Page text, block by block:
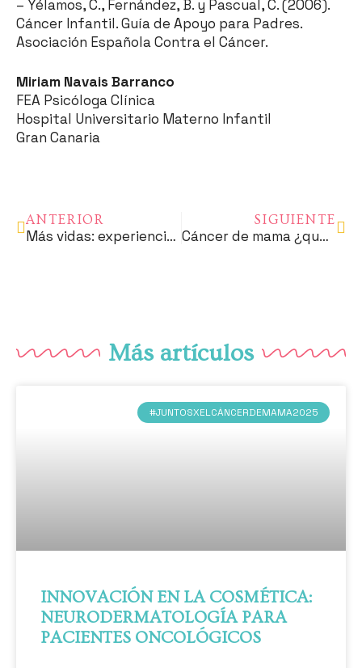
– Yélamos, C., Fernández, B. y Pascual, C. (2006).
Cáncer Infantil. Guía de Apoyo para Padres.
Asociación Española Contra el Cáncer.
Miriam Navais Barranco
FEA Psicóloga Clínica
Hospital Universitario Materno Infantil
Gran Canaria
ANTERIOR
Más vidas: experiencias de pacientes con cáncer
SIGUIENTE
Cáncer de mama ¿qué has aprendido?
Más artículos
#JUNTOSXELCÁNCERDEMAMA2025
INNOVACIÓN EN LA COSMÉTICA:
NEURODERMATOLOGÍA PARA
PACIENTES ONCOLÓGICOS